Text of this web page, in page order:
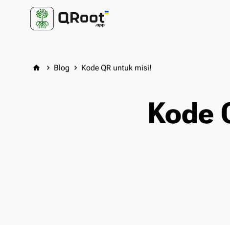
home keyboard_arrow_right Blog keyboard_arrow_right Kode QR untuk misi!
Kode